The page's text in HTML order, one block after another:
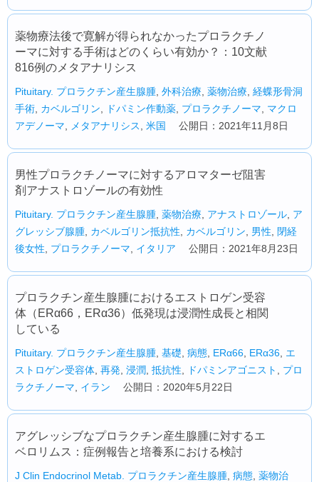
薬物療法後で寛解が得られなかったプロラクチノ
ーマに対する手術はどのくらい有効か？：10文献
816例のメタアナリシス
Pituitary. プロラクチン産生腺腫 外科治療 薬物治療 経蝶形骨洞
手術 カベルゴリン ドパミン作動薬 プロラクチノーマ
マクロ
アデノーマ
メタアナリシス 米国 公開日：2021年11月8日
男性プロラクチノーマに対するアロマターゼ阻害
剤アナストロゾールの有効性
Pituitary. プロラクチン産生腺腫 薬物治療 アナストロゾール ア
グレッシブ腺腫 カベルゴリン抵抗性 カベルゴリン 男性
閉経
後女性
プロラクチノーマ イタリア 公開日：2021年8月23日
プロラクチン産生腺腫におけるエストロゲン受容
体（ERα66，ERα36）低発現は浸潤性成長と相関
している
Pituitary. プロラクチン産生腺腫 基礎 病態 ERα66 ERα36 エ
ストロゲン受容体 再発 浸潤 抵抗性 ドパミンアゴニスト
プロ
ラクチノーマ
イラン 公開日：2020年5月22日
アグレッシブなプロラクチン産生腺腫に対するエ
ベロリムス：症例報告と培養系における検討
J Clin Endocrinol Metab. プロラクチン産生腺腫 病態 薬物治